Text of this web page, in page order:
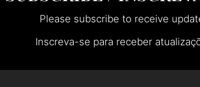
Please subscribe to receive
Inscreva-se para receber